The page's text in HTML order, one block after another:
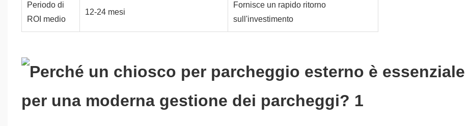
Periodo di
ROI medio
12-24 mesi
Fornisce un rapido ritorno
sull'investimento